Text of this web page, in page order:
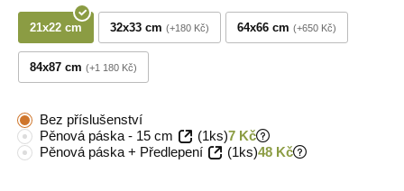
21x22 cm 32x33 cm +180 Kč 64x66 cm +650 Kč
84x87 cm +1 180 Kč
Bez příslušenství
Pěnová páska - 15 cm
(1ks)7 Kč
Pěnová páska + Předlepení
(1ks)48 Kč